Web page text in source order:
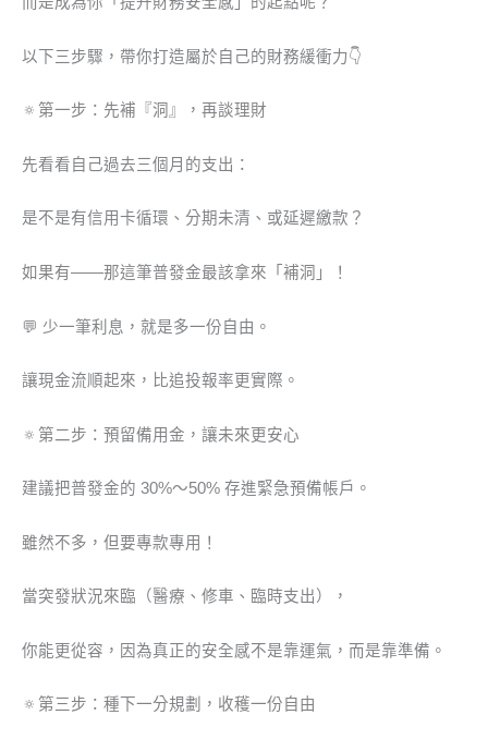
以下三步驟，帶你打造屬於自己的財務緩衝力👇
🔅第一步：先補『洞』，再談理財
先看看自己過去三個月的支出：
是不是有信用卡循環、分期未清、或延遲繳款？
如果有——那這筆普發金最該拿來「補洞」！
💬 少一筆利息，就是多一份自由。
讓現金流順起來，比追投報率更實際。
🔅第二步：預留備用金，讓未來更安心
建議把普發金的 30%～50% 存進緊急預備帳戶。
雖然不多，但要專款專用！
當突發狀況來臨（醫療、修車、臨時支出），
你能更從容，因為真正的安全感不是靠運氣，而是靠準備。
🔅第三步：種下一分規劃，收穫一份自由